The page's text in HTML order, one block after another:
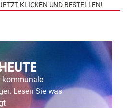
KLICKEN UND BESTELLEN!
kommunale
Lesen Sie was